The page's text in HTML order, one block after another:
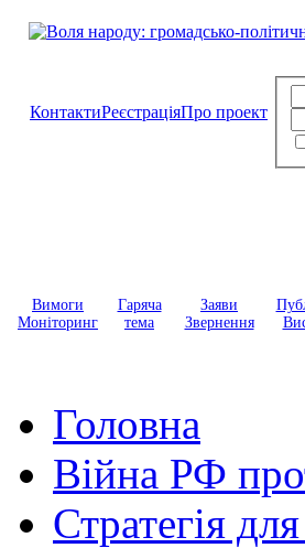
КонтактиРеєстраціяПро проект
Вимоги
Моніторинг
Гаряча
тема
Заяви
Звернення
Головна
Війна РФ
Стратегія